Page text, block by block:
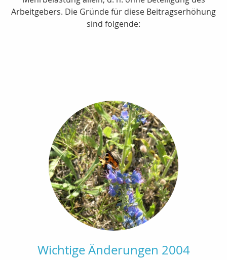
Arbeitgebers. Die Gründe für diese Beitragserhöhung
sind folgende:
Wichtige Änderungen 2004